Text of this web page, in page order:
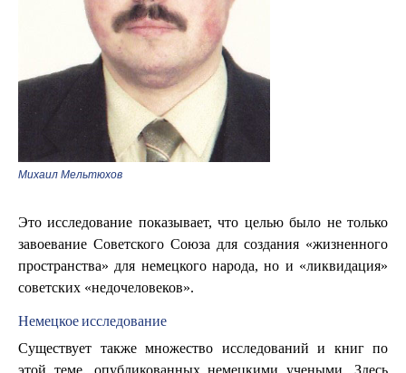
Михаил Мельтюхов
Это исследование показывает, что целью было не только
завоевание Советского Союза для создания «жизненного
пространства» для немецкого народа, но и «ликвидация»
советских «недочеловеков».
Немецкое исследование
Существует также множество исследований и книг по
этой теме, опубликованных немецкими учеными. Здесь